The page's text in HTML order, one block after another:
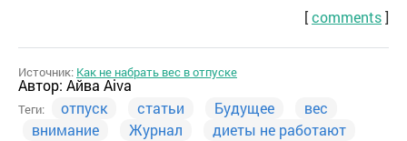
[comments]
Источник: Как не набрать вес в отпуске
Автор: Айва Aiva
Теги: отпуск статьи Будущее
вес
внимание
Журнал
диеты не работают